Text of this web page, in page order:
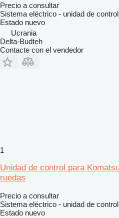
Precio a consultar
Sistema eléctrico - unidad de control
Estado nuevo
Ucrania
Delta-Budteh
Contacte con el vendedor
1
Unidad de control para
ruedas
Precio a consultar
Sistema eléctrico - unidad de control
Estado nuevo